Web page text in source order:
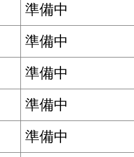
準備中
準備中
準備中
準備中
準備中